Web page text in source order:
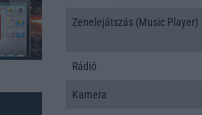
Zenelejátszás (Music Player)
Rádió
Kamera